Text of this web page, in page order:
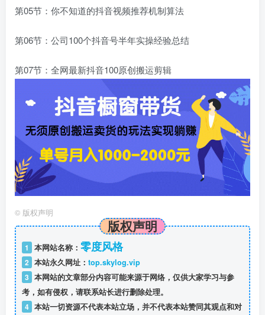
第05节：你不知道的抖音视频推荐机制算法
第06节：公司100个抖音号半年实操经验总结
第07节：全网最新抖音100原创搬运剪辑
© 版权声明
版权声明
1 本网站名称： 零度风格
2 本站永久网址： top.skylog.vip
3 本网站的文章部分内容可能来源于网络，仅供大家学习与参
考，如有侵权，请联系站长进行删除处理。
4 本站一切资源不代表本站立场，并不代表本站赞同其观点和对